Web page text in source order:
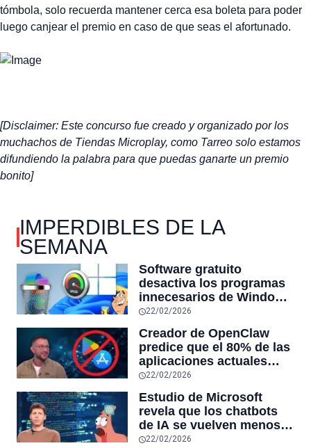
tómbola, solo recuerda mantener cerca esa boleta para poder
luego canjear el premio en caso de que seas el afortunado.
[Disclaimer: Este concurso fue creado y organizado por los
muchachos de Tiendas Microplay, como Tarreo solo estamos
difundiendo la palabra para que puedas ganarte un premio
bonito]
IMPERDIBLES DE LA
SEMANA
Software gratuito
desactiva los programas
innecesarios de Windows
11 y optimiza el PC,
reduciendo el uso de la
RAM y mucho más
22/02/2026
Creador de OpenClaw
predice que el 80% de las
aplicaciones actuales
desaparecerán en el
futuro: “Solo sobrevivirán
las aplicaciones con
sensores únicos o
conexiones especiales a
hardware
22/02/2026
Estudio de Microsoft
revela que los chatbots
de IA se vuelven menos
confiables mientras más
22/02/2026